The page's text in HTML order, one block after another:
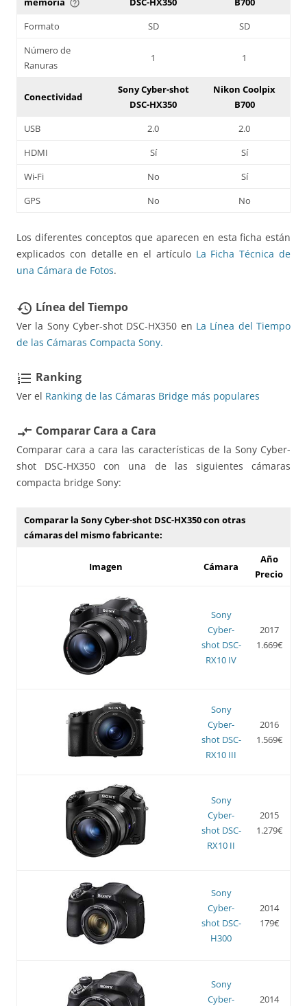
help_outline
Formato
SD
SD
Número de
Ranuras
1 1
Conectividad
Sony Cyber-shot
DSC-HX350
Nikon Coolpix
B700
USB
2.0
2.0
HDMI
Sí
Sí
Wi-Fi
No
Sí
GPS
No No
Los diferentes conceptos que aparecen en esta ficha están
explicados con detalle en el artículo La Ficha Técnica de
una Cámara de Fotos.
restore Línea del Tiempo
Ver la Sony Cyber-shot DSC-HX350 en La Línea del Tiempo
de las Cámaras Compacta Sony.
format_list_numbered Ranking
Ver el Ranking de las Cámaras Bridge más populares
compare_arrows Comparar Cara a Cara
Comparar cara a cara las características de la Sony Cyber-
shot DSC-HX350 con una de las siguientes cámaras
compacta bridge Sony:
Comparar la Sony Cyber-shot DSC-HX350 con otras
cámaras del mismo fabricante:
Imagen Cámara
Año
Precio
Sony
Cyber-
shot DSC-
RX10 IV
2017
1.669€
Sony
Cyber-
shot DSC-
RX10 III
2016
1.569€
Sony
Cyber-
shot DSC-
RX10 II
2015
1.279€
Sony
Cyber-
shot DSC-
H300
2014
179€
Sony
Cyber-
2014